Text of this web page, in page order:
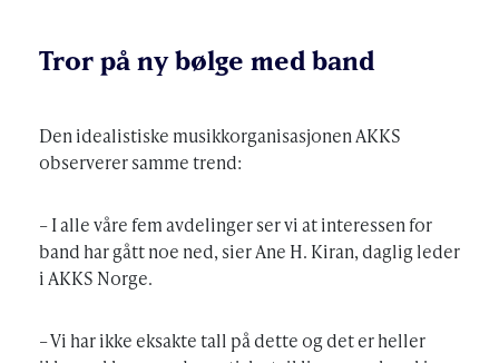
Tror på ny bølge med band
Den idealistiske musikkorganisasjonen AKKS
observerer samme trend:
– I alle våre fem avdelinger ser vi at interessen for
band har gått noe ned, sier Ane H. Kiran, daglig leder
i AKKS Norge.
– Vi har ikke eksakte tall på dette og det er heller